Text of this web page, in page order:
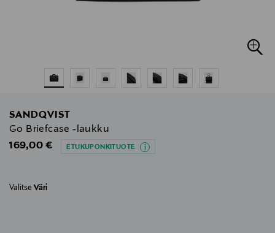
SANDQVIST
Go Briefcase -laukku
Original Price
169,00 € ETUKUPONKITUOTE
Valitse Väri